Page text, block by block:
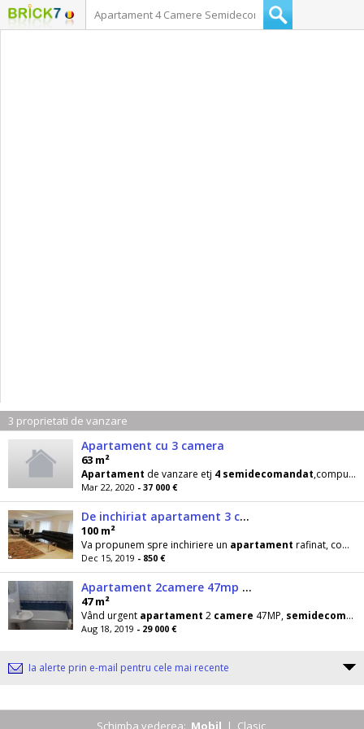
3 proprietati de vanzare
Apartament cu 3 camera
63 m²
Apartament de vanzare etj 4 semidecomandat,compus din 3
Mar 22, 2020 - 37 000 €
De inchiriat apartament 3 camere Turda 1 Mai
100 m²
Va propunem spre inchiriere un apartament rafinat, complet amenajat, situat intr-un imobil din 2005
Dec 15, 2019 - 850 €
Apartament 2camere 47mp micro3,sau schimb cu casă jud.,alba!
47 m²
Vând urgent apartament 2 camere 47MP, semidecomandat
Aug 18, 2019 - 29 000 €
Ia alerte prin e-mail pentru cele mai recente
Schimba vederea: Mobil | Clasic